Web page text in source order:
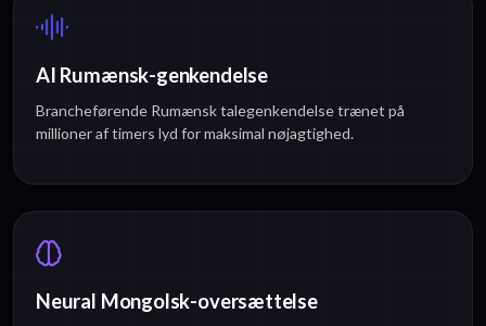
AI Rumænsk-genkendelse
Brancheførende Rumænsk talegenkendelse trænet på
millioner af timers lyd for maksimal nøjagtighed.
Neural Mongolsk-oversættelse